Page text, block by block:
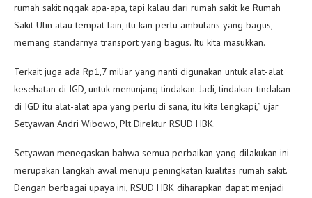
rumah sakit nggak apa-apa, tapi kalau dari rumah sakit ke Rumah
Sakit Ulin atau tempat lain, itu kan perlu ambulans yang bagus,
memang standarnya transport yang bagus. Itu kita masukkan.
Terkait juga ada Rp1,7 miliar yang nanti digunakan untuk alat-alat
kesehatan di IGD, untuk menunjang tindakan. Jadi, tindakan-tindakan
di IGD itu alat-alat apa yang perlu di sana, itu kita lengkapi,” ujar
Setyawan Andri Wibowo, Plt Direktur RSUD HBK.
Setyawan menegaskan bahwa semua perbaikan yang dilakukan ini
merupakan langkah awal menuju peningkatan kualitas rumah sakit.
Dengan berbagai upaya ini, RSUD HBK diharapkan dapat menjadi